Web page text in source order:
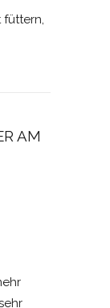
füttern,
AM